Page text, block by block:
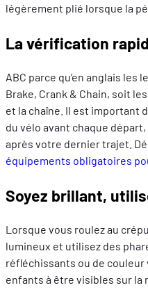
légèrement plié lorsque la
La vérification
ABC parce qu’en anglais
Brake, Crank & Chain, soit
et la chaîne. Il est important
du vélo avant chaque
après votre dernier trajet.
équipements obligatoires
Soyez brillant,
Lorsque vous roulez au
lumineux et utilisez des
réfléchissants ou de
enfants à être visibles sur la